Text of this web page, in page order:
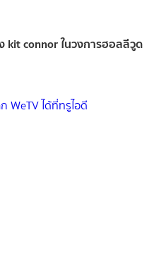
kit connor ในวงการฮอลลีวูด